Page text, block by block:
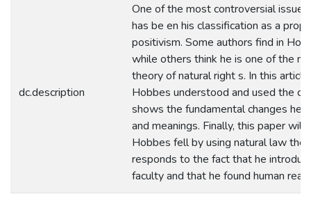
dc.description
One of the most controversial
has be en his classification as a
positivism. Some authors find in
while others think he is one of the
theory of natural right s. In this
Hobbes understood and used the
shows the fundamental changes he
and meanings. Finally, this paper
Hobbes fell by using natural law
responds to the fact that he
faculty and that he found human